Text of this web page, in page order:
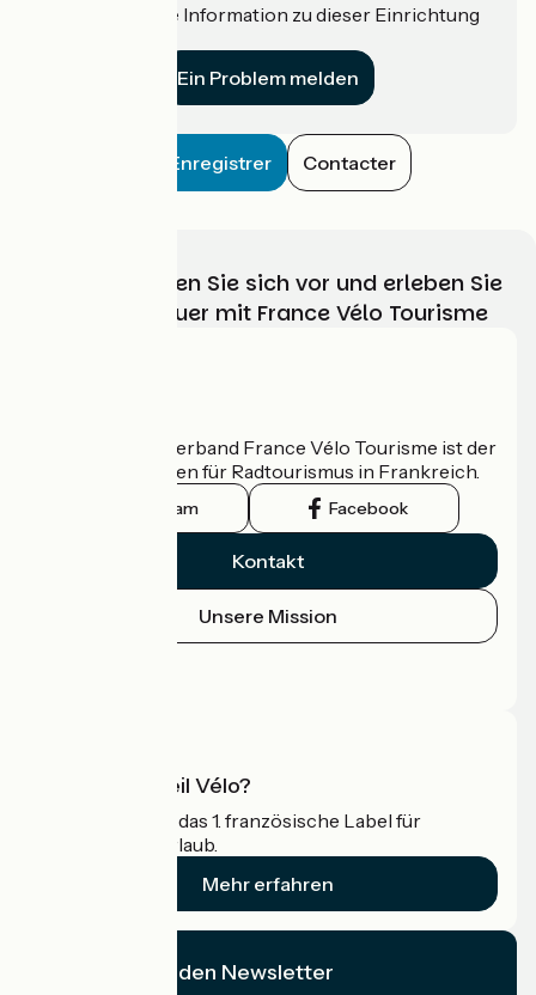
Haben Sie eine Information zu dieser Einrichtung
Ein Problem melden
Enregistrer Contacter
Wählen, bereiten Sie sich vor und erleben Sie
Ihr Radabenteuer mit France Vélo Tourisme
Der nationale Verband France Vélo Tourisme ist der
offizielle Leitfaden für Radtourismus in Frankreich.
Instagram Facebook
Kontakt
Unsere Mission
Was ist Accueil Vélo?
Accueil Vélo ist das 1. französische Label für
Radfahrer im Urlaub.
Mehr erfahren
Ich abonniere den Newsletter